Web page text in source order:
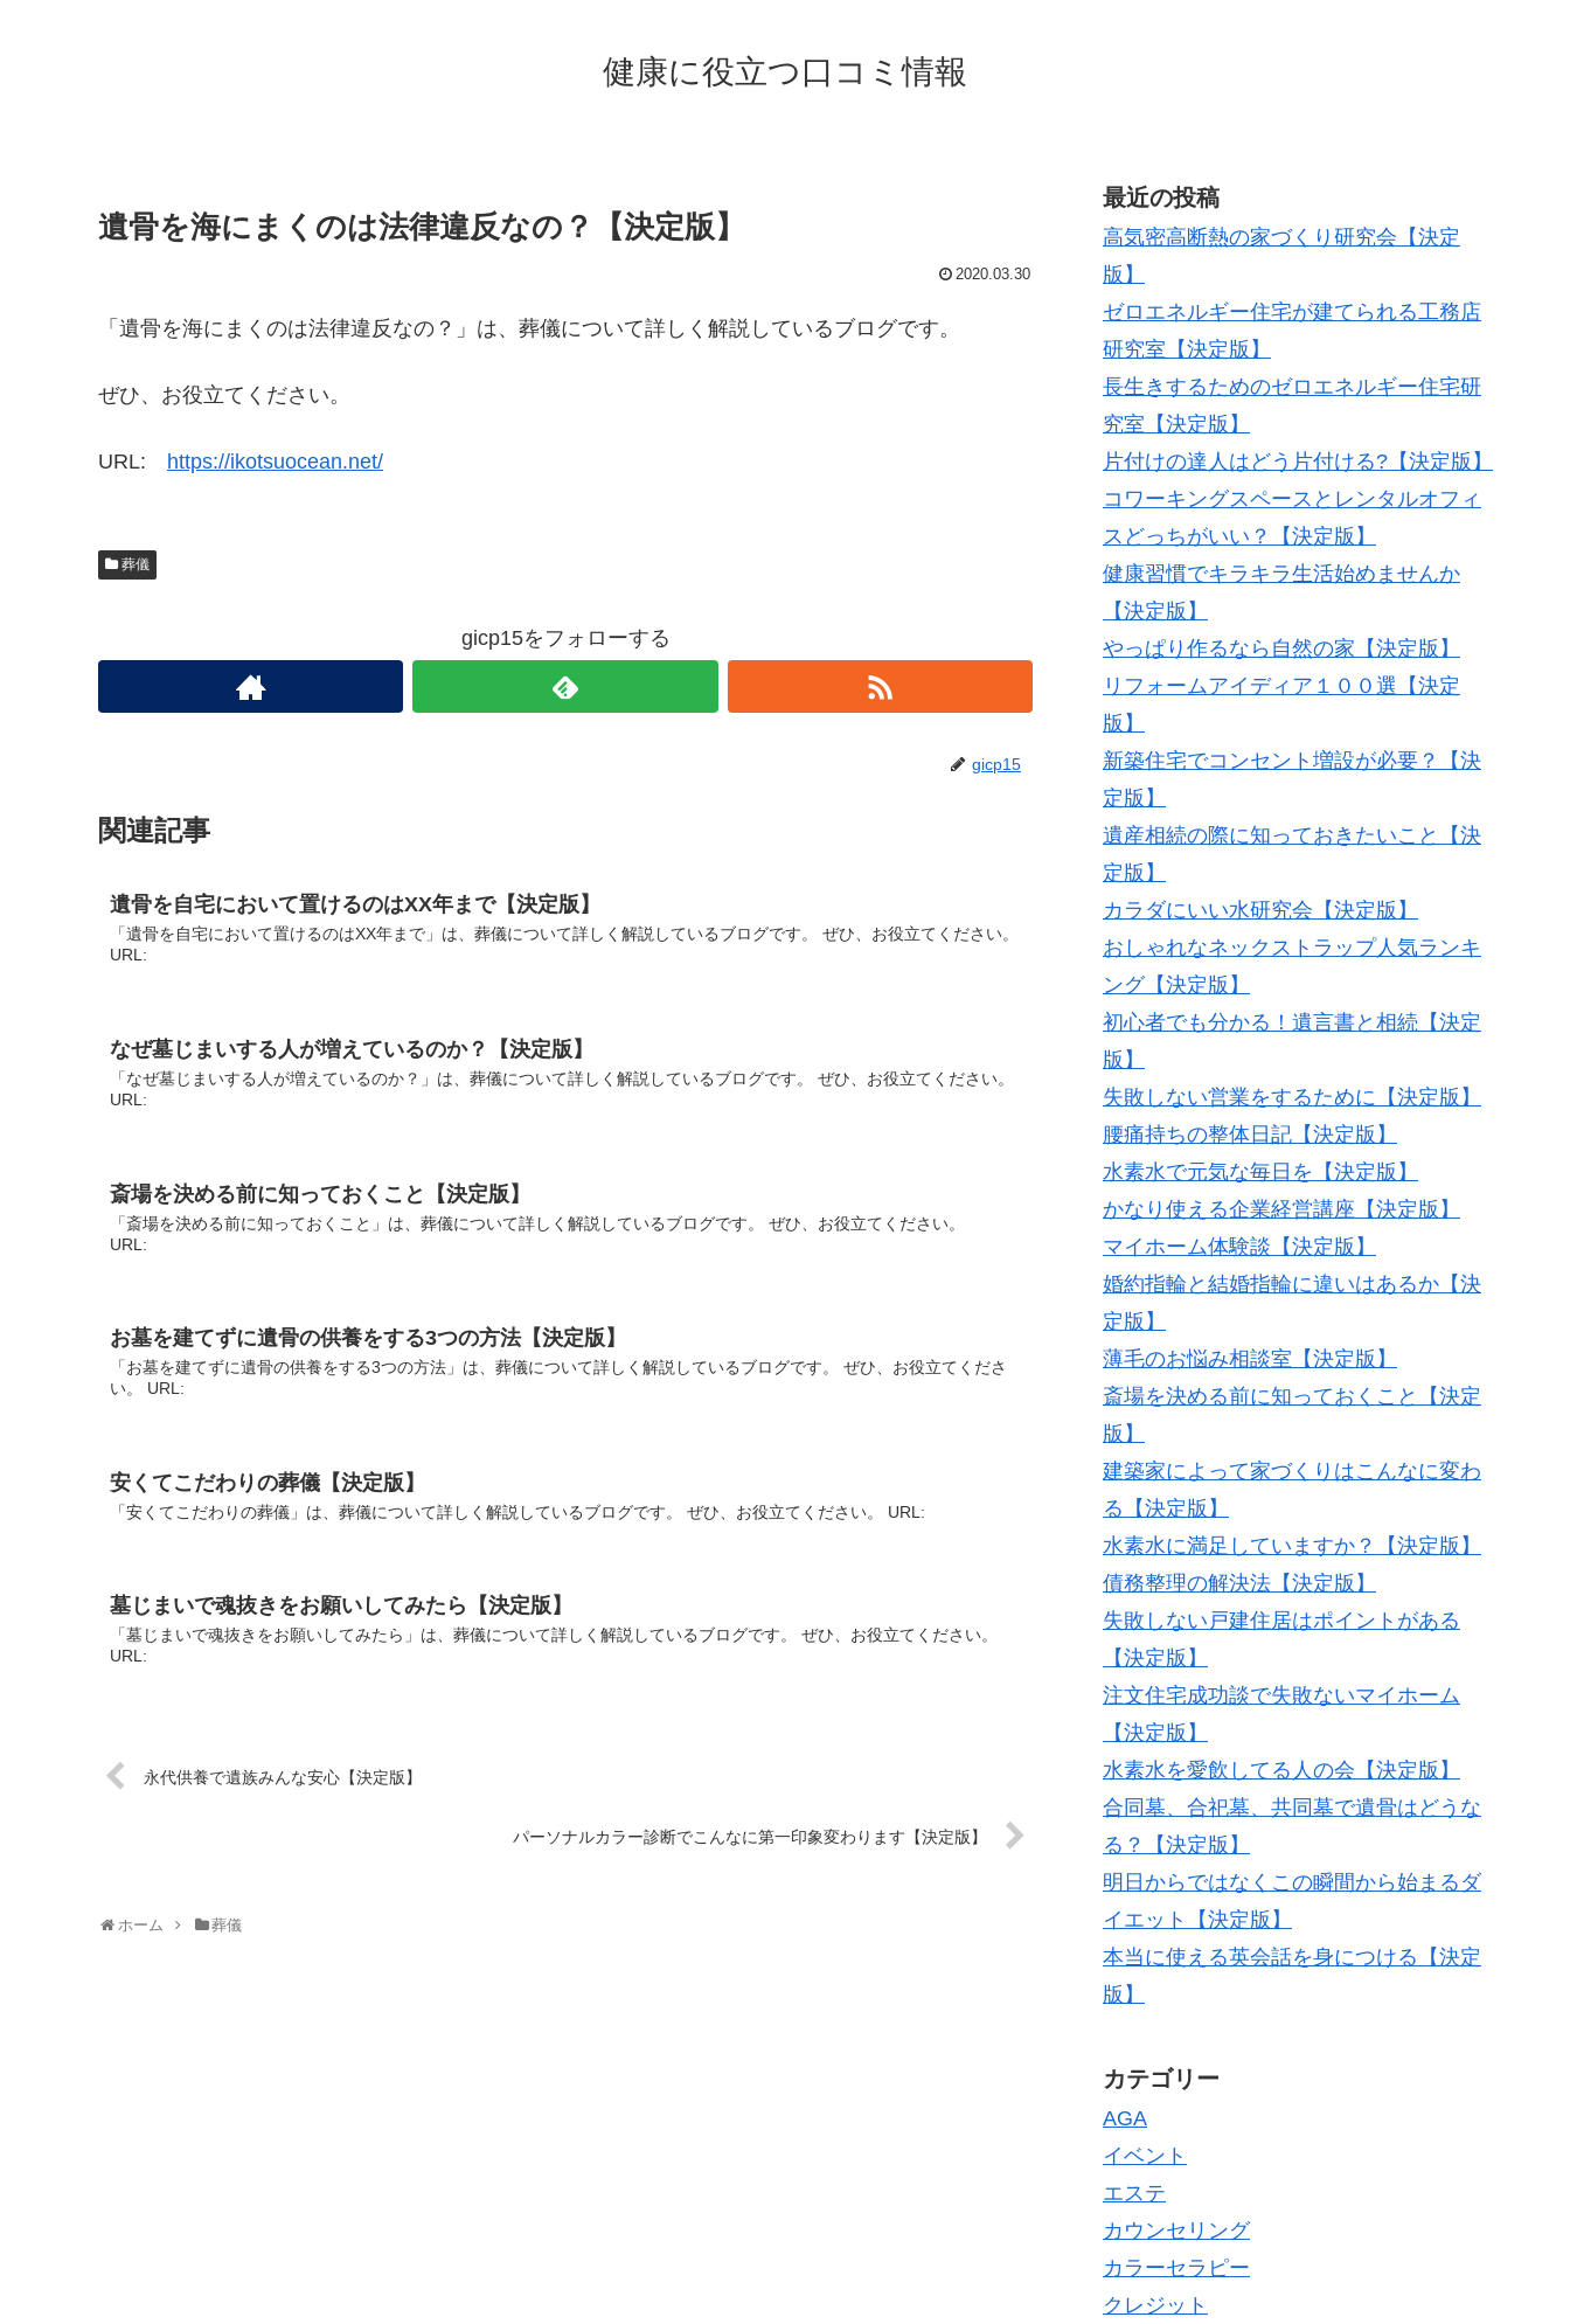
健康に役立つ口コミ情報
遺骨を海にまくのは法律違反なの？【決定版】
2020.03.30
「遺骨を海にまくのは法律違反なの？」は、葬儀について詳しく解説しているブログです。
ぜひ、お役立てください。
URL: https://ikotsuocean.net/
葬儀
gicp15をフォローする
gicp15
関連記事
遺骨を自宅において置けるのはXX年まで【決定版】
「遺骨を自宅において置けるのはXX年まで」は、葬儀について詳しく解説しているブログです。 ぜひ、お役立てください。
URL:
なぜ墓じまいする人が増えているのか？【決定版】
「なぜ墓じまいする人が増えているのか？」は、葬儀について詳しく解説しているブログです。 ぜひ、お役立てください。
URL:
斎場を決める前に知っておくこと【決定版】
「斎場を決める前に知っておくこと」は、葬儀について詳しく解説しているブログです。 ぜひ、お役立てください。
URL:
お墓を建てずに遺骨の供養をする3つの方法【決定版】
「お墓を建てずに遺骨の供養をする3つの方法」は、葬儀について詳しく解説しているブログです。 ぜひ、お役立てくださ
い。 URL:
安くてこだわりの葬儀【決定版】
「安くてこだわりの葬儀」は、葬儀について詳しく解説しているブログです。 ぜひ、お役立てください。 URL:
墓じまいで魂抜きをお願いしてみたら【決定版】
「墓じまいで魂抜きをお願いしてみたら」は、葬儀について詳しく解説しているブログです。 ぜひ、お役立てください。
URL:
永代供養で遺族みんな安心【決定版】
パーソナルカラー診断でこんなに第一印象変わります【決定版】
ホーム 葬儀
最近の投稿
高気密高断熱の家づくり研究会【決定
版】
ゼロエネルギー住宅が建てられる工務店
研究室【決定版】
長生きするためのゼロエネルギー住宅研
究室【決定版】
片付けの達人はどう片付ける?【決定版】
コワーキングスペースとレンタルオフィ
スどっちがいい？【決定版】
健康習慣でキラキラ生活始めませんか
【決定版】
やっぱり作るなら自然の家【決定版】
リフォームアイディア１００選【決定
版】
新築住宅でコンセント増設が必要？【決
定版】
遺産相続の際に知っておきたいこと【決
定版】
カラダにいい水研究会【決定版】
おしゃれなネックストラップ人気ランキ
ング【決定版】
初心者でも分かる！遺言書と相続【決定
版】
失敗しない営業をするために【決定版】
腰痛持ちの整体日記【決定版】
水素水で元気な毎日を【決定版】
かなり使える企業経営講座【決定版】
マイホーム体験談【決定版】
婚約指輪と結婚指輪に違いはあるか【決
定版】
薄毛のお悩み相談室【決定版】
斎場を決める前に知っておくこと【決定
版】
建築家によって家づくりはこんなに変わ
る【決定版】
水素水に満足していますか？【決定版】
債務整理の解決法【決定版】
失敗しない戸建住居はポイントがある
【決定版】
注文住宅成功談で失敗ないマイホーム
【決定版】
水素水を愛飲してる人の会【決定版】
合同墓、合祀墓、共同墓で遺骨はどうな
る？【決定版】
明日からではなくこの瞬間から始まるダ
イエット【決定版】
本当に使える英会話を身につける【決定
版】
カテゴリー
AGA
イベント
エステ
カウンセリング
カラーセラピー
クレジット